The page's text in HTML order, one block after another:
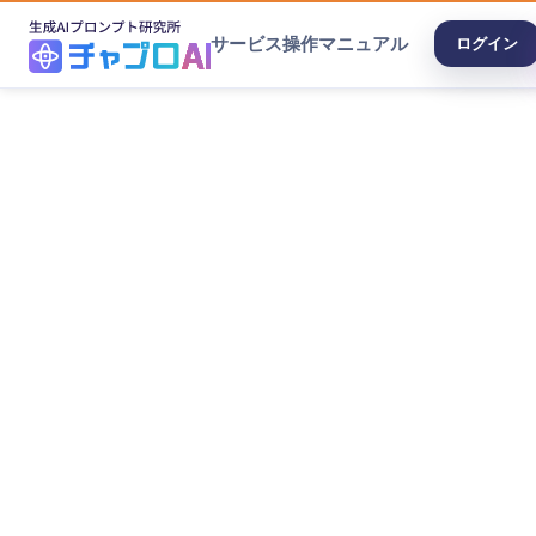
サービス操作マニュアル ログイン